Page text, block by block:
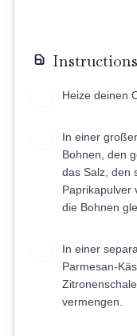
Instructions
Heize deinen
In einer
Bohnen, den
das Salz, den
Paprikapulver
die Bohnen
In einer
Parmesan-
vermengen.